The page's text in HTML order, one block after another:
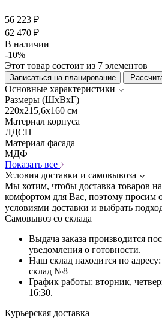
56 223 ₽
62 470 ₽
В наличии
-10%
Этот товар состоит из 7 элементов
Записаться на планирование
Основные характеристики
Размеры (ШхВхГ)
220x215,6x160 см
Материал корпуса
ЛДСП
Материал фасада
МДФ
Показать все
Условия доставки и самовывоза
Мы хотим, чтобы доставка товаров
комфортом для Вас, поэтому просим
условиями доставки и выбрать
Самовывоз со склада
Выдача заказа производится
уведомления о готовности.
Наш склад находится по
склад №8
График работы: вторник,
16:30.
Курьерская доставка